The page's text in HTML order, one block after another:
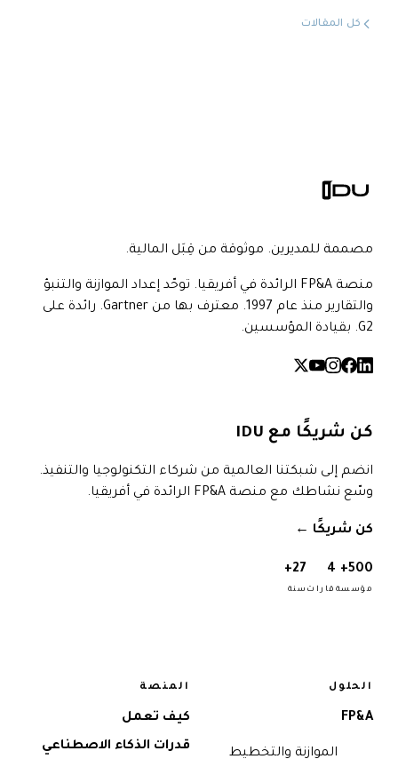
كل المقالات
مصممة للمديرين. موثوقة من قِبَل المالية.
منصة FP&A الرائدة في أفريقيا. توحّد إعداد الموازنة والتنبؤ
والتقارير منذ عام 1997. معترف بها من Gartner. رائدة على
G2. بقيادة المؤسسين.
كن شريكًا مع IDU
انضم إلى شبكتنا العالمية من شركاء التكنولوجيا والتنفيذ.
وسّع نشاطك مع منصة FP&A الرائدة في أفريقيا.
كن شريكًا →
500+
مؤسسة
4
قارات
27+
سنة
الحلول
FP&A
الموازنة والتخطيط
المنصة
كيف تعمل
قدرات الذكاء الاصطناعي